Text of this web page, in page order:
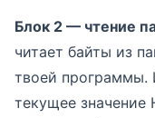
Блок 2 — чтение
читает байты из
твоей программы.
текущее значение